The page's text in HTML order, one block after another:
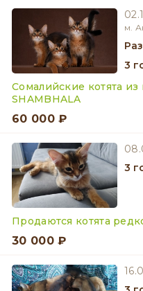
м.
3
Сомалийские котята
SHAMBHALA
60 000 ₽
3
Продаются котята
30 000 ₽